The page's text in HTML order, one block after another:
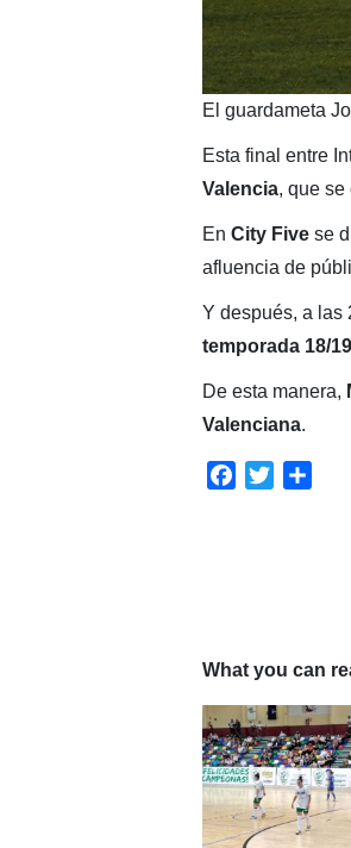
El guardameta
Esta final entre
Valencia, que se
En City Fivese
afluencia de
Y después, a las
temporada 18/19
De esta manera,
Valenciana.
Facebook
Twitter
What you can